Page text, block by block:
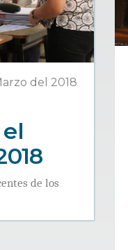
del 2018
de los